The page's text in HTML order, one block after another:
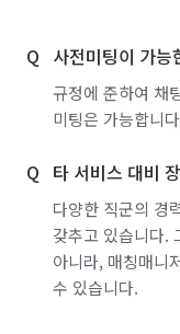
사전미팅이 가능
규정에 준하여 채
미팅은 가능합니
타 서비스 대비
다양한 직군의 경
갖추고 있습니다.
아니라, 매칭매니
수 있습니다.